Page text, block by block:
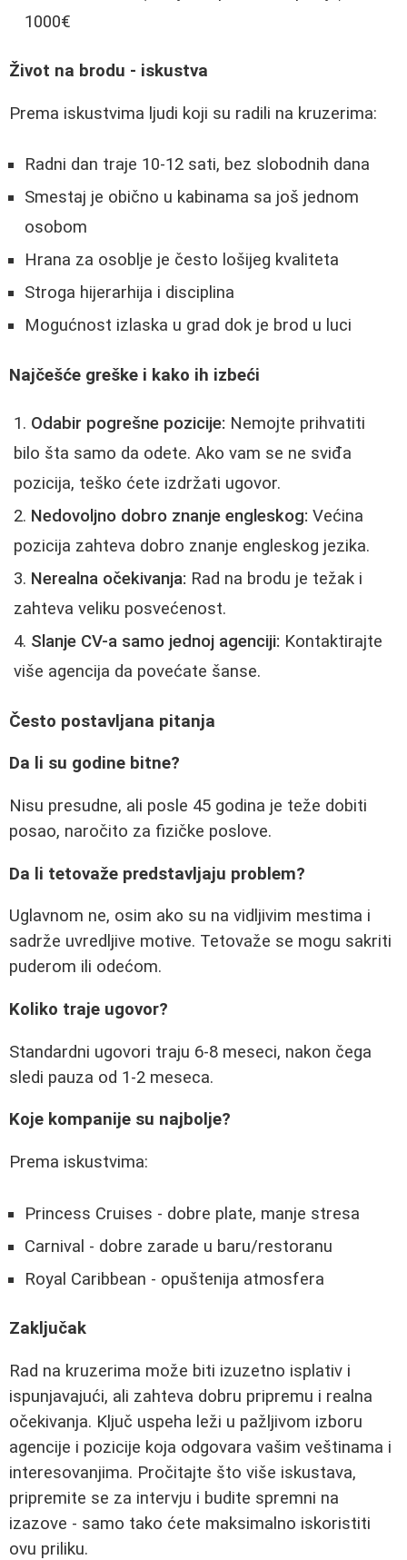
1000€
Život na brodu - iskustva
Prema iskustvima ljudi koji su radili na kruzerima:
Radni dan traje 10-12 sati, bez slobodnih dana
Smestaj je obično u kabinama sa još jednom
osobom
Hrana za osoblje je često lošijeg kvaliteta
Stroga hijerarhija i disciplina
Mogućnost izlaska u grad dok je brod u luci
Najčešće greške i kako ih izbeći
Odabir pogrešne pozicije: Nemojte prihvatiti
bilo šta samo da odete. Ako vam se ne sviđa
pozicija, teško ćete izdržati ugovor.
Nedovoljno dobro znanje engleskog: Većina
pozicija zahteva dobro znanje engleskog jezika.
Nerealna očekivanja: Rad na brodu je težak i
zahteva veliku posvećenost.
Slanje CV-a samo jednoj agenciji: Kontaktirajte
više agencija da povećate šanse.
Često postavljana pitanja
Da li su godine bitne?
Nisu presudne, ali posle 45 godina je teže dobiti
posao, naročito za fizičke poslove.
Da li tetovaže predstavljaju problem?
Uglavnom ne, osim ako su na vidljivim mestima i
sadrže uvredljive motive. Tetovaže se mogu sakriti
puderom ili odećom.
Koliko traje ugovor?
Standardni ugovori traju 6-8 meseci, nakon čega
sledi pauza od 1-2 meseca.
Koje kompanije su najbolje?
Prema iskustvima:
Princess Cruises - dobre plate, manje stresa
Carnival - dobre zarade u baru/restoranu
Royal Caribbean - opuštenija atmosfera
Zaključak
Rad na kruzerima može biti izuzetno isplativ i
ispunjavajući, ali zahteva dobru pripremu i realna
očekivanja. Ključ uspeha leži u pažljivom izboru
agencije i pozicije koja odgovara vašim veštinama i
interesovanjima. Pročitajte što više iskustava,
pripremite se za intervju i budite spremni na
izazove - samo tako ćete maksimalno iskoristiti
ovu priliku.